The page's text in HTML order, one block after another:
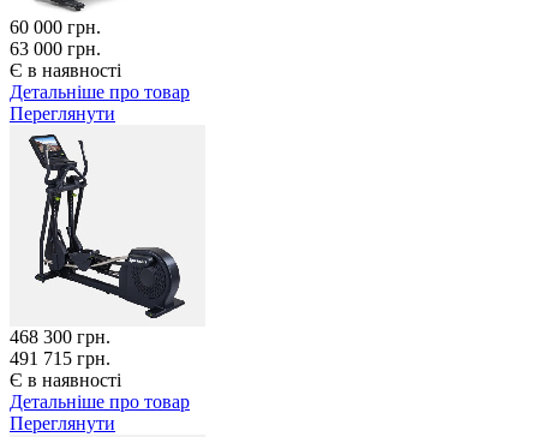
60 000 грн.
63 000 грн.
Є в наявності
Детальніше про товар
Переглянути
468 300 грн.
491 715 грн.
Є в наявності
Детальніше про товар
Переглянути